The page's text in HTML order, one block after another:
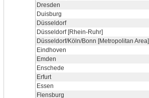
Dresden
Duisburg
Düsseldorf
Düsseldorf [Rhein-Ruhr]
Düsseldorf/Köln/Bonn [Metropolitan Area]
Eindhoven
Emden
Enschede
Erfurt
Essen
Flensburg